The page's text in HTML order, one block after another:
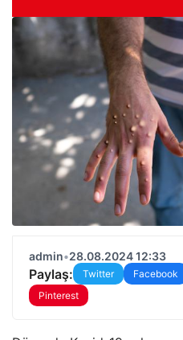
admin•28.08.2024 12:33
Paylaş: Twitter Facebook
Pinterest